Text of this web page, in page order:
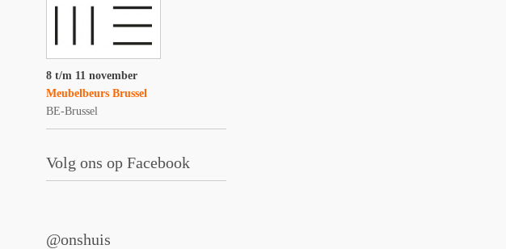
8 t/m 11 november
Meubelbeurs Brussel
BE-Brussel
Volg ons op Facebook
@onshuis